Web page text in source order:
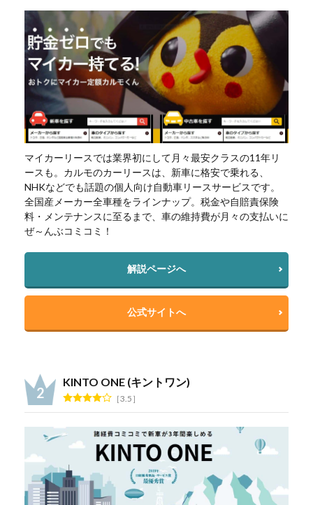
マイカーリースでは業界初にして月々最安クラスの11年リ
ースも。カルモのカーリースは、新車に格安で乗れる、
NHKなどでも話題の個人向け自動車リースサービスです。
全国産メーカー全車種をラインナップ。税金や自賠責保険
料・メンテナンスに至るまで、車の維持費が月々の支払いに
ぜ～んぶコミコミ！
解説ページへ
公式サイトへ
KINTO ONE (キントワン)
3.5